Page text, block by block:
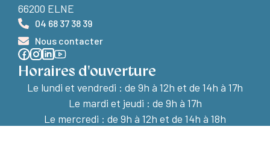
66200 ELNE
04 68 37 38 39
Nous contacter
Horaires d'ouverture
Le lundi et vendredi : de 9h à 12h et de 14h à 17h
Le mardi et jeudi : de 9h à 17h
Le mercredi : de 9h à 12h et de 14h à 18h